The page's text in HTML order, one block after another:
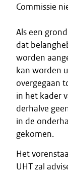
Commissie
Als een
dat
worden
kan worden
overgegaan
in het kader
derhalve
in de
gekomen.
Het
UHT zal